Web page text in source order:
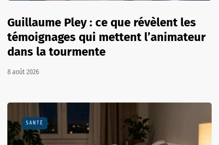
Guillaume Pley : ce que révèlent les
témoignages qui mettent l’animateur
dans la tourmente
8 août 2026
SANTÉ